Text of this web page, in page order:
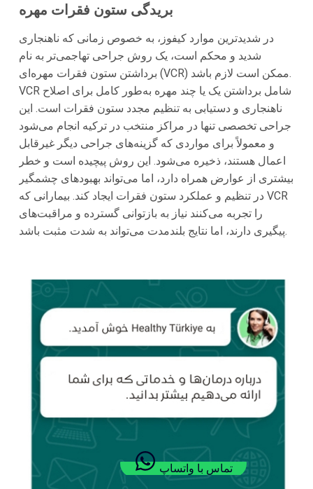
بریدگی ستون فقرات مهره
در شدیدترین موارد کیفوز، به خصوص زمانی که ناهنجاری
شدید و محکم است، یک روش جراحی تهاجمی‌تر به نام
برداشتن ستون فقرات مهره‌ای (VCR) ممکن است لازم باشد.
VCR شامل برداشتن یک یا چند مهره به‌طور کامل برای اصلاح
ناهنجاری و دستیابی به تنظیم مجدد ستون فقرات است. این
جراحی تخصصی تنها در مراکز منتخب در ترکیه انجام می‌شود
و معمولاً برای مواردی که گزینه‌های جراحی دیگر غیرقابل
اعمال هستند، ذخیره می‌شود. این روش پیچیده است و خطر
بیشتری از عوارض همراه دارد، اما می‌تواند بهبودهای چشمگیر
در تنظیم و عملکرد ستون فقرات ایجاد کند. بیمارانی که VCR
را تجربه می‌کنند نیاز به بازتوانی گسترده و مراقبت‌های
پیگیری دارند، اما نتایج بلندمدت می‌تواند به شدت مثبت باشد.
تماس با واتساپ